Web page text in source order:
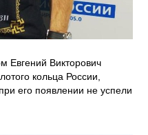
Евгений Викторович
кольца России,
его появлении не успели